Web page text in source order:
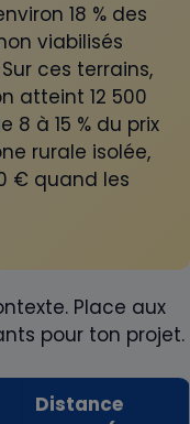
18 % des
viabilisés
ces terrains,
atteint 12 500
8 à 15 % du prix
rurale isolée,
€ quand les
Place aux
pour ton projet.
Distance